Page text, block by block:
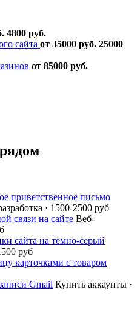
4800 руб.
сайта от 35000 руб. 25000
от 85000 руб.
приветственное письмо
· 1500-2500 руб
связи на сайте Веб-
сайта на темно-серый
руб
карточками с товаром
Gmail Купить аккаунты ·